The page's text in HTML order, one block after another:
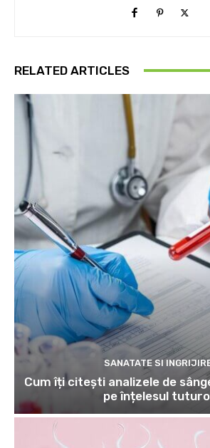
RELATED ARTICLES
SANATATE SI
Cum îți citești analizele de
pe înțelesul